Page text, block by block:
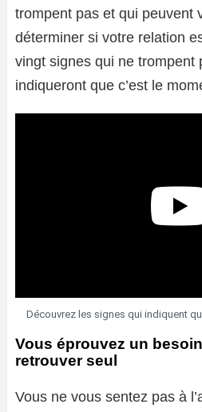
trompent pas et qui peuvent
déterminer si votre relation
vingt signes qui ne trompent
indiqueront que c’est le
Découvrez les signes qui indiquent
Vous éprouvez un
retrouver seul
Vous ne vous sentez pas à